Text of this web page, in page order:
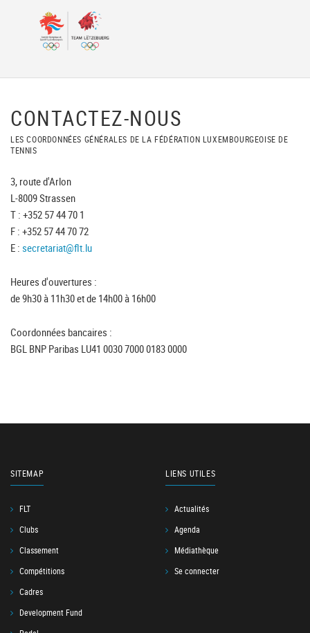
CONTACTEZ-NOUS
LES COORDONNÉES GÉNÉRALES DE LA FÉDÉRATION LUXEMBOURGEOISE DE
TENNIS
3, route d'Arlon
L-8009 Strassen
T : +352 57 44 70 1
F : +352 57 44 70 72
E : secretariat@flt.lu
Heures d'ouvertures :
de 9h30 à 11h30 et de 14h00 à 16h00
Coordonnées bancaires :
BGL BNP Paribas LU41 0030 7000 0183 0000
SITEMAP
FLT
Clubs
Classement
Compétitions
Cadres
Development Fund
LIENS UTILES
Actualités
Agenda
Médiathèque
Se connecter